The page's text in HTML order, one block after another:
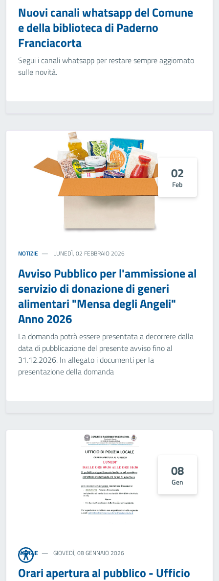
Nuovi canali whatsapp del Comune
e della biblioteca di Paderno
Franciacorta
Segui i canali whatsapp per restare sempre aggiornato
sulle novità.
02
Feb
NOTIZIE LUNEDÌ, 02 FEBBRAIO 2026
Avviso Pubblico per l'ammissione al
servizio di donazione di generi
alimentari "Mensa degli Angeli"
Anno 2026
La domanda potrà essere presentata a decorrere dalla
data di pubblicazione del presente avviso fino al
31.12.2026. In allegato i documenti per la
presentazione della domanda
08
Gen
NOTIZIE GIOVEDÌ, 08 GENNAIO 2026
Orari apertura al pubblico - Ufficio